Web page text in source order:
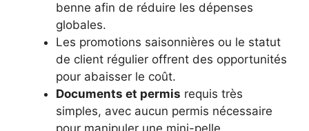
benne afin de réduire les dépenses
globales.
Les promotions saisonnières ou le statut
de client régulier offrent des opportunités
pour abaisser le coût.
Documents et permis requis très
simples, avec aucun permis nécessaire